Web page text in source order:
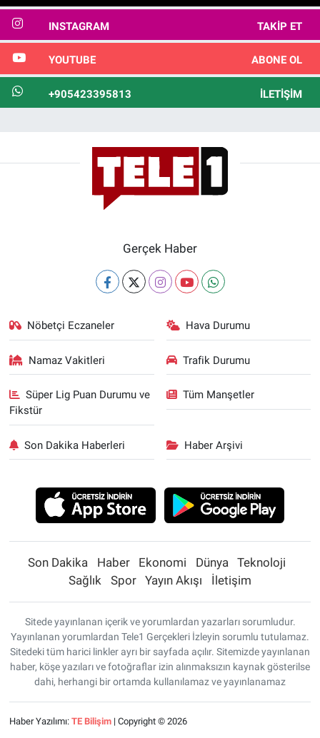
INSTAGRAM TAKIP ET
YOUTUBE ABONE OL
+905423395813 İLETIŞIM
Gerçek Haber
Nöbetçi Eczaneler Hava Durumu
Namaz Vakitleri Trafik Durumu
Süper Lig Puan Durumu ve
Fikstür
Tüm Manşetler
Son Dakika Haberleri Haber Arşivi
Son Dakika Haber Ekonomi Dünya
Teknoloji
Sağlık
Spor Yayın Akışı İletişim
Sitede yayınlanan içerik ve yorumlardan yazarları sorumludur.
Yayınlanan yorumlardan Tele1 Gerçekleri İzleyin sorumlu tutulamaz.
Sitedeki tüm harici linkler ayrı bir sayfada açılır. Sitemizde yayınlanan
haber, köşe yazıları ve fotoğraflar izin alınmaksızın kaynak gösterilse
dahi, herhangi bir ortamda kullanılamaz ve yayınlanamaz
Haber Yazılımı: TE Bilişim| Copyright © 2026